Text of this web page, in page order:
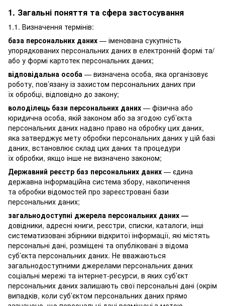
1. Загальні поняття та сфера застосування
1.1. Визначення термінів:
база персональних даних — іменована сукупність
упорядкованих персональних даних в електронній формі та/
або у формі картотек персональних даних;
відповідальна особа — визначена особа, яка організовує
роботу, пов’язану із захистом персональних даних при
їх обробці, відповідно до закону;
володілець бази персональних даних — фізична або
юридична особа, якій законом або за згодою суб’єкта
персональних даних надано право на обробку цих даних,
яка затверджує мету обробки персональних даних у цій базі
даних, встановлює склад цих даних та процедури
їх обробки, якщо інше не визначено законом;
Державний реєстр баз персональних даних — єдина
державна інформаційна система збору, накопичення
та обробки відомостей про зареєстровані бази
персональних даних;
загальнодоступні джерела персональних даних —
довідники, адресні книги, реєстри, списки, каталоги, інші
систематизовані збірники відкритої інформації, які містять
персональні дані, розміщені та опубліковані з відома
суб’єкта персональних даних. Не вважаються
загальнодоступними джерелами персональних даних
соціальні мережі та інтернет-ресурси, в яких суб’єкт
персональних даних залишають свої персональні дані (окрім
випадків, коли суб’єктом персональних даних прямо